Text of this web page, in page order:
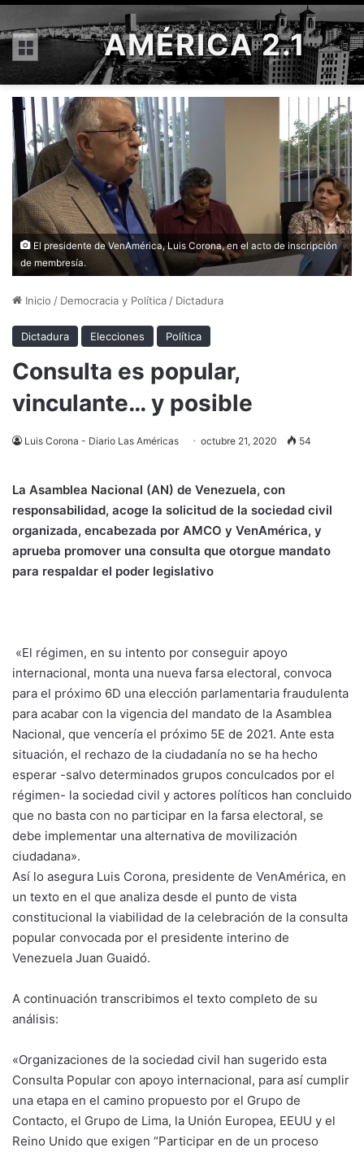
Menú AMÉRICA 2.1
El presidente de ⁦VenAmérica, Luis Corona, en el acto de inscripción
de membresía.
Inicio / Democracia y Política / Dictadura
Dictadura Elecciones Política
Consulta es popular,
vinculante… y posible
Luis Corona - Diario Las Américas octubre 21, 2020 54
La Asamblea Nacional (AN) de Venezuela, con
responsabilidad, acoge la solicitud de la sociedad civil
organizada, encabezada por AMCO y VenAmérica, y
aprueba promover una consulta que otorgue mandato
para respaldar el poder legislativo
«El régimen, en su intento por conseguir apoyo
internacional, monta una nueva farsa electoral, convoca
para el próximo 6D una elección parlamentaria fraudulenta
para acabar con la vigencia del mandato de la Asamblea
Nacional, que vencería el próximo 5E de 2021. Ante esta
situación, el rechazo de la ciudadanía no se ha hecho
esperar -salvo determinados grupos conculcados por el
régimen- la sociedad civil y actores políticos han concluido
que no basta con no participar en la farsa electoral, se
debe implementar una alternativa de movilización
ciudadana».
Así lo asegura Luis Corona, presidente de VenAmérica, en
un texto en el que analiza desde el punto de vista
constitucional la viabilidad de la celebración de la consulta
popular convocada por el presidente interino de
Venezuela Juan Guaidó.
A continuación transcribimos el texto completo de su
análisis:
«Organizaciones de la sociedad civil han sugerido esta
Consulta Popular con apoyo internacional, para así cumplir
una etapa en el camino propuesto por el Grupo de
Contacto, el Grupo de Lima, la Unión Europea, EEUU y el
Reino Unido que exigen “Participar en de un proceso